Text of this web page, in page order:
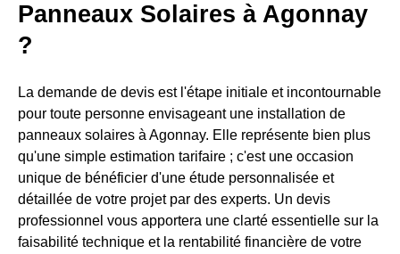
Panneaux Solaires à Agonnay
?
La demande de devis est l'étape initiale et incontournable
pour toute personne envisageant une installation de
panneaux solaires à Agonnay. Elle représente bien plus
qu'une simple estimation tarifaire ; c'est une occasion
unique de bénéficier d'une étude personnalisée et
détaillée de votre projet par des experts. Un devis
professionnel vous apportera une clarté essentielle sur la
faisabilité technique et la rentabilité financière de votre